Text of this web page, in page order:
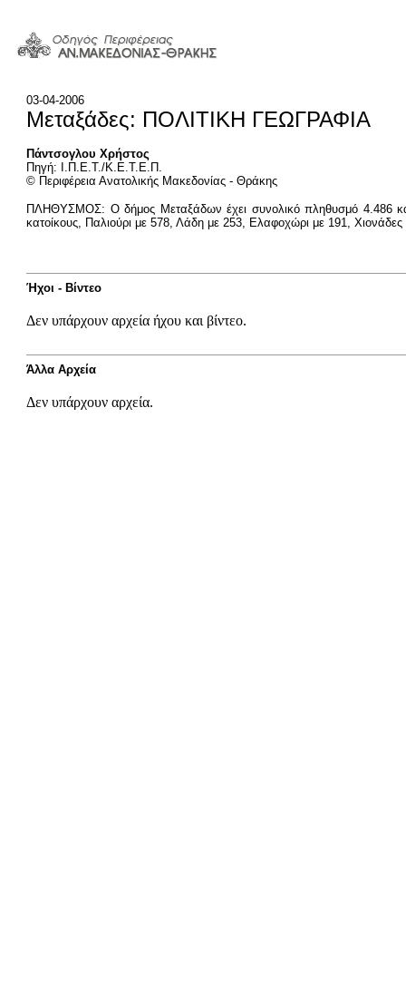
03-04-2006
Μεταξάδες: ΠΟΛΙΤΙΚΗ ΓΕΩΓΡΑΦΙΑ
Πάντσογλου Χρήστος
Πηγή: Ι.Π.Ε.Τ./Κ.Ε.Τ.Ε.Π.
© Περιφέρεια Ανατολικής Μακεδονίας - Θράκης
ΠΛΗΘΥΣΜΟΣ: Ο δήμος Μεταξάδων έχει συνολικό πληθυσμό 4.486
κατοίκους, Παλιούρι με 578, Λάδη με 253, Ελαφοχώρι με 191,
Ήχοι - Βίντεο
Δεν υπάρχουν αρχεία ήχου και βίντεο.
Άλλα Αρχεία
Δεν υπάρχουν αρχεία.